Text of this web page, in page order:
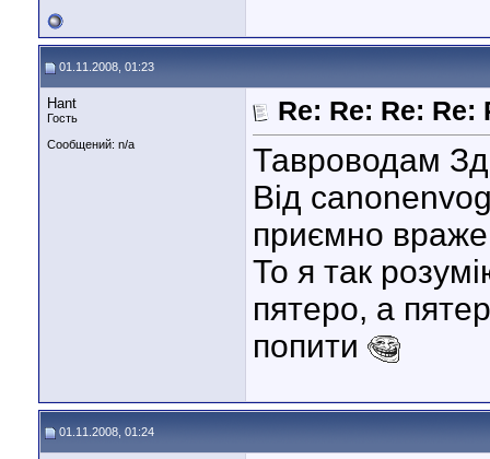
01.11.2008, 01:23
Hant
Гость
Сообщений: n/a
Re: Re: Re:
Тавроводам
Від
приємно
То я так
пятеро, а
попити
01.11.2008, 01:24